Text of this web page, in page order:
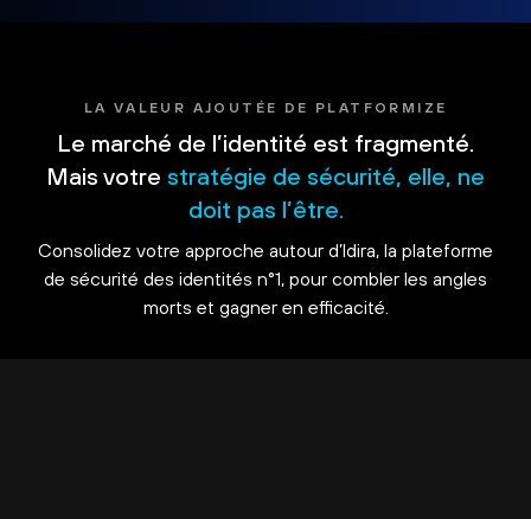
LA VALEUR AJOUTÉE DE PLATFORMIZE
Le marché de l’identité est fragmenté.
Mais votre stratégie de sécurité, elle, ne
doit pas l’être.
Consolidez votre approche autour d’Idira, la plateforme
de sécurité des identités n°1, pour combler les angles
morts et gagner en efficacité.